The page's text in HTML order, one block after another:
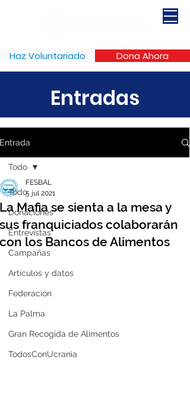
Haz Voluntariado Dona Ahora
Entradas
Entrada
Todo
Donaciones
Entrevistas
Campañas
Artículos y datos
Federación
La Palma
Gran Recogida de Alimentos
TodosConUcrania
Todo
La Mafia se sienta a la mesa y
sus franquiciados colaborarán
con los Bancos de Alimentos
FESBAL
5 jul 2021